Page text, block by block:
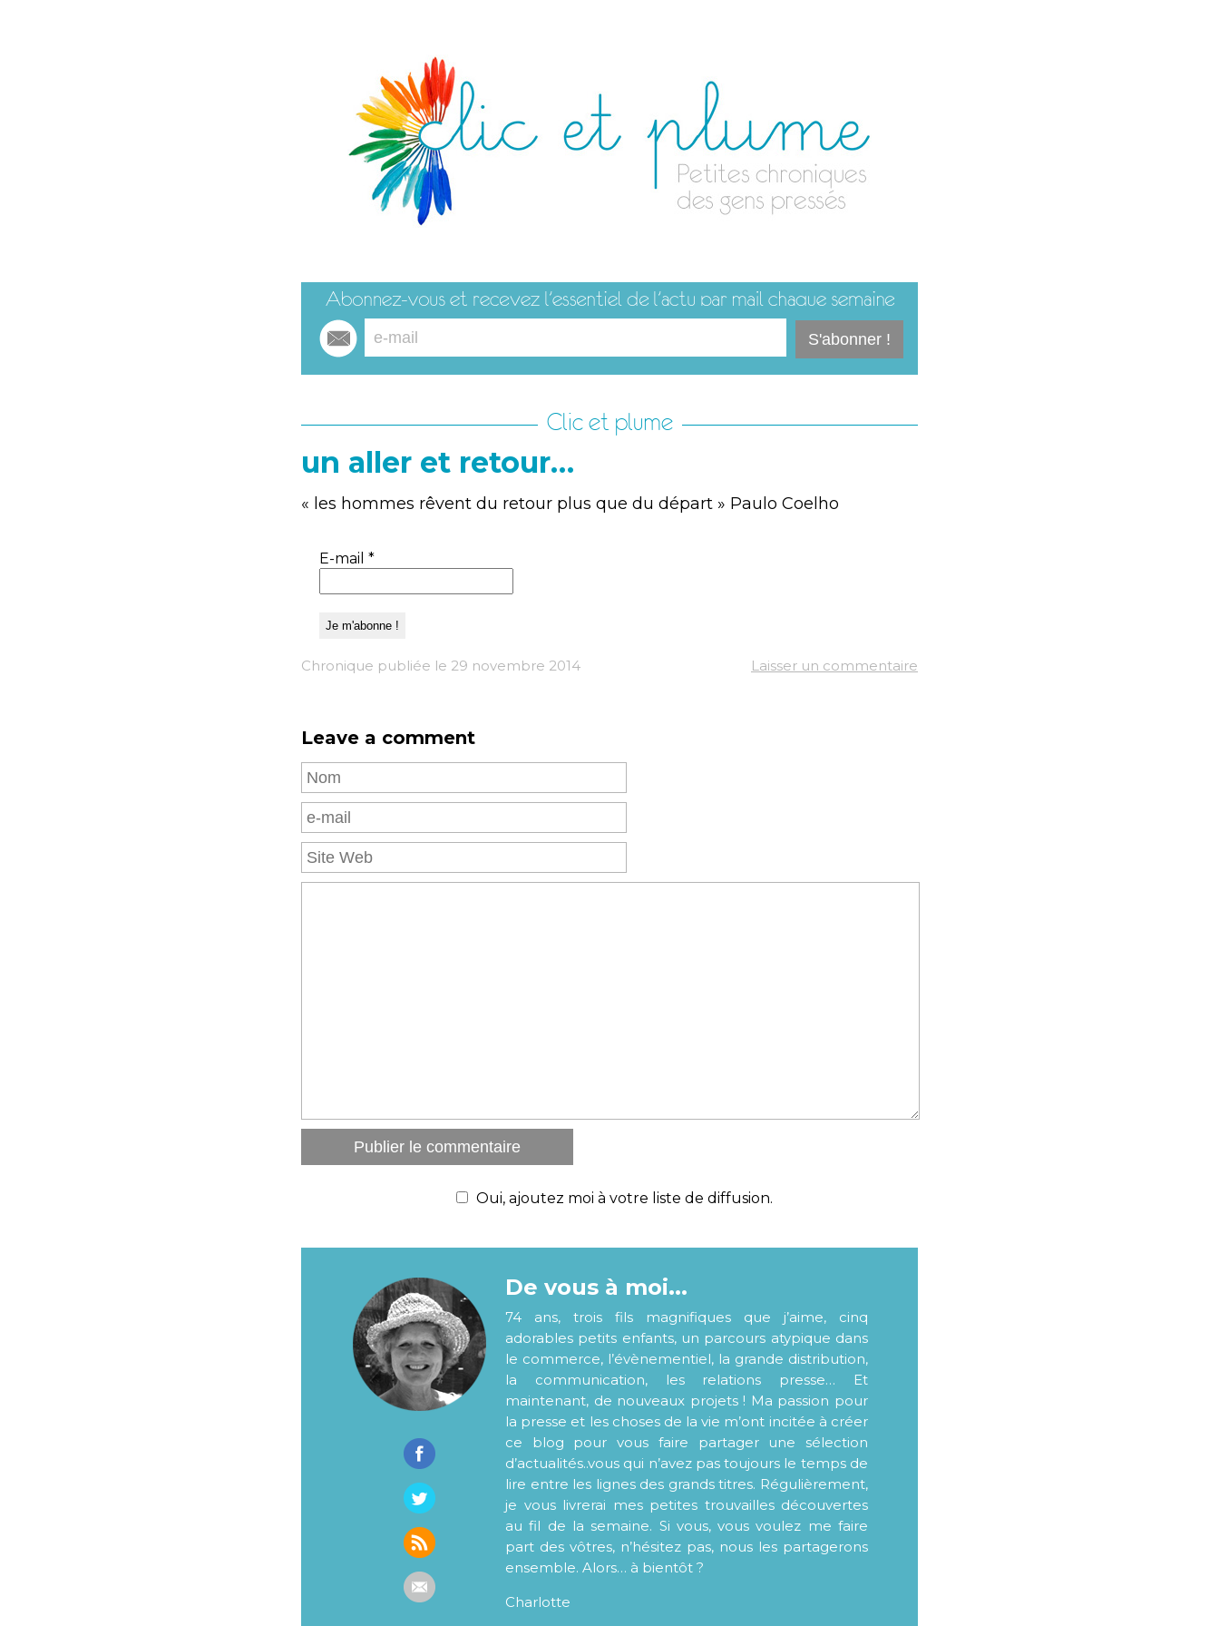
Clic et plume
un aller et retour…
« les hommes rêvent du retour plus que du départ » Paulo Coelho
E-mail *
Chronique publiée le 29 novembre 2014 Laisser un commentaire
Leave a comment
Oui, ajoutez moi à votre liste de diffusion.
De vous à moi...
74 ans, trois fils magnifiques que j’aime, cinq
adorables petits enfants, un parcours atypique dans
le commerce, l’évènementiel, la grande distribution,
la communication, les relations presse… Et
maintenant, de nouveaux projets ! Ma passion pour
la presse et les choses de la vie m’ont incitée à créer
ce blog pour vous faire partager une sélection
d’actualités..vous qui n’avez pas toujours le temps de
lire entre les lignes des grands titres. Régulièrement,
je vous livrerai mes petites trouvailles découvertes
au fil de la semaine. Si vous, vous voulez me faire
part des vôtres, n’hésitez pas, nous les partagerons
ensemble. Alors… à bientôt ?
Charlotte